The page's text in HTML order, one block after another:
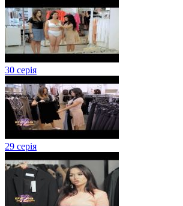
30 серія
29 серія